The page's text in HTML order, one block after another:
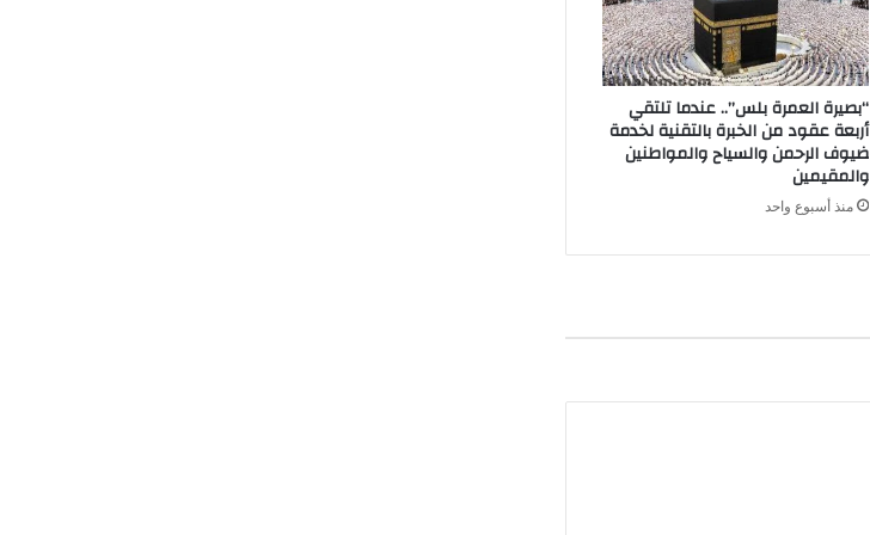
“بصيرة العمرة بلس”.. عندما تلتقي
أربعة عقود من الخبرة بالتقنية لخدمة
ضيوف الرحمن والسياح والمواطنين
والمقيمين
منذ أسبوع واحد